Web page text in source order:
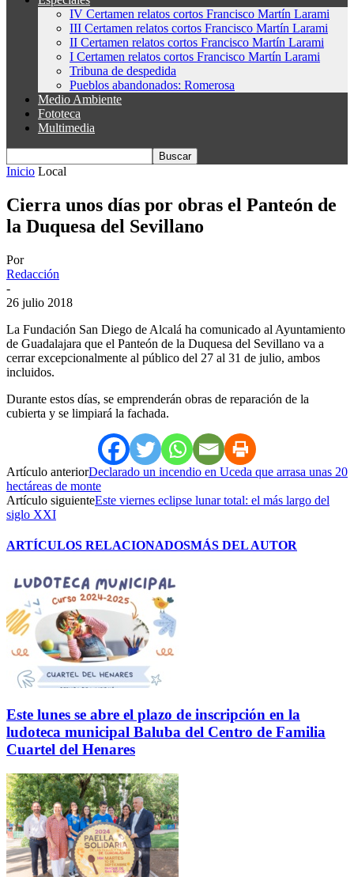
IV Certamen relatos cortos Francisco Martín Larami
III Certamen relatos cortos Francisco Martín Larami
II Certamen relatos cortos Francisco Martín Larami
I Certamen relatos cortos Francisco Martín Larami
Tribuna de despedida
Pueblos abandonados: Romerosa
Medio Ambiente
Fototeca
Multimedia
Inicio Local
Cierra unos días por obras el Panteón de
la Duquesa del Sevillano
Por
Redacción
-
26 julio 2018
La Fundación San Diego de Alcalá ha comunicado al Ayuntamiento
de Guadalajara que el Panteón de la Duquesa del Sevillano va a
cerrar excepcionalmente al público del 27 al 31 de julio, ambos
incluidos.
Durante estos días, se emprenderán obras de reparación de la
cubierta y se limpiará la fachada.
Artículo anteriorDeclarado un incendio en Uceda que arrasa unas 20
hectáreas de monte
Artículo siguienteEste viernes eclipse lunar total: el más largo del
siglo XXI
ARTÍCULOS RELACIONADOSMÁS DEL AUTOR
Este lunes se abre el plazo de inscripción en la
ludoteca municipal Baluba del Centro de Familia
Cuartel del Henares